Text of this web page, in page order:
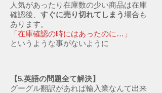
人気があったり在庫数の少い商品は在庫
確認後、 すぐに売り切れてしまう場合も
あります。
「在庫確認の時にはあったのに…」
というような事がないように
​【5.英語の問題全て解決】
グーグル翻訳があれば輸入業なんて出来